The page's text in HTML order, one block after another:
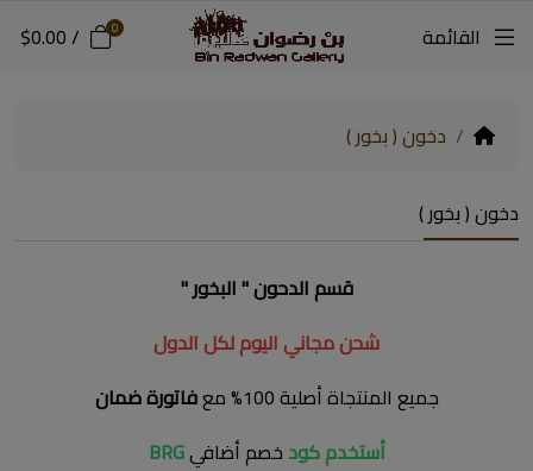
القائمة 0
/
$0.00
دخون ( بخور )
دخون ( بخور )
قسم الدحون " البخور "
شحن مجاني اليوم لكل الدول
جميع المنتجاة أصلية 100% مع
فاتورة ضمان
أستخدم كود خصم أضافيBRG